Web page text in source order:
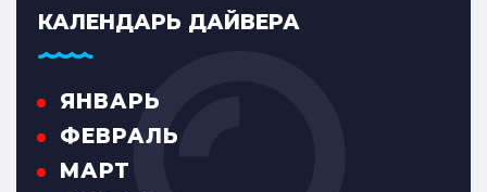
КАЛЕНДАРЬ ДАЙВЕРА
ЯНВАРЬ
ФЕВРАЛЬ
МАРТ